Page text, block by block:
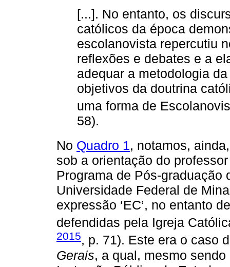
[...]. No entanto, os
católicos da época
escolanovista repercutiu
reflexões e debates e a
adequar a metodologia
objetivos da doutrina
uma forma de
58).
No Quadro 1, notamos,
sob a orientação do
Programa de Pós-graduação
Universidade Federal de
expressão ‘EC’, no entanto
defendidas pela Igreja
2015, p. 71). Este era o caso
Gerais, a qual, mesmo